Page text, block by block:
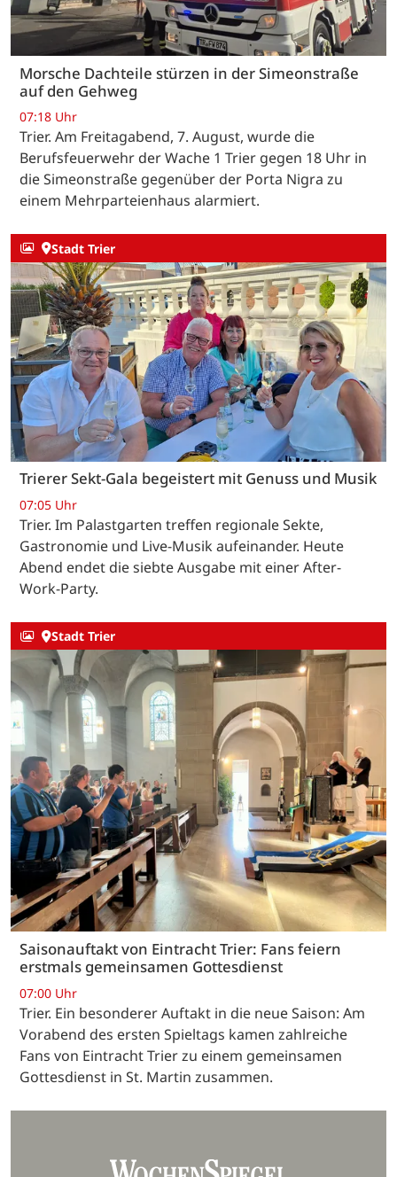
Morsche Dachteile stürzen in der Simeonstraße
auf den Gehweg
07:18 Uhr
Trier. Am Freitagabend, 7. August, wurde die
Berufsfeuerwehr der Wache 1 Trier gegen 18 Uhr in
die Simeonstraße gegenüber der Porta Nigra zu
einem Mehrparteienhaus alarmiert.
Stadt Trier
Trierer Sekt-Gala begeistert mit Genuss und Musik
07:05 Uhr
Trier. Im Palastgarten treffen regionale Sekte,
Gastronomie und Live-Musik aufeinander. Heute
Abend endet die siebte Ausgabe mit einer After-
Work-Party.
Stadt Trier
Saisonauftakt von Eintracht Trier: Fans feiern
erstmals gemeinsamen Gottesdienst
07:00 Uhr
Trier. Ein besonderer Auftakt in die neue Saison: Am
Vorabend des ersten Spieltags kamen zahlreiche
Fans von Eintracht Trier zu einem gemeinsamen
Gottesdienst in St. Martin zusammen.